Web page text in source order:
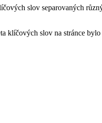
slov separovaných
klíčových slov na stránce